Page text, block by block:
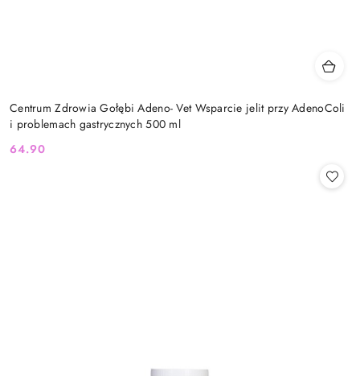
Centrum Zdrowia Gołębi Adeno- Vet Wsparcie jelit przy AdenoColi
i problemach gastrycznych 500 ml
Cena:
64.90